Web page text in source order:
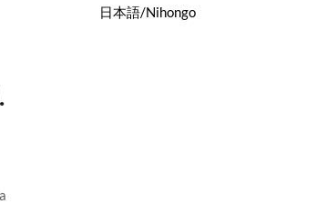
日本語/Nihongo